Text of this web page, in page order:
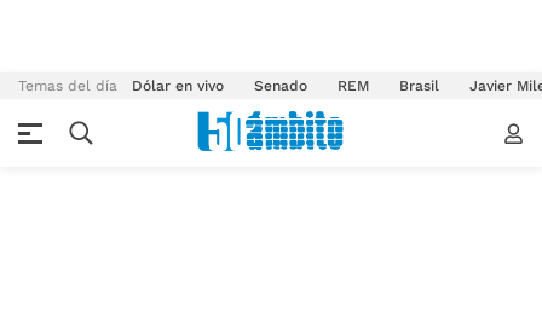
Temas del día Dólar en vivo Senado REM Brasil Javier